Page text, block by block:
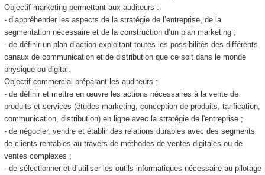
Objectif marketing permettant aux auditeurs :
- d’appréhender les aspects de la stratégie de l’entreprise, de la
segmentation nécessaire et de la construction d’un plan marketing ;
- de définir un plan d’action exploitant toutes les possibilités des différents
canaux de communication et de distribution que ce soit dans le monde
physique ou digital.
Objectif commercial préparant les auditeurs :
- de définir et mettre en œuvre les actions nécessaires à la vente de
produits et services (études marketing, conception de produits, tarification,
communication, distribution) en ligne avec la stratégie de l'entreprise ;
- de négocier, vendre et établir des relations durables avec des segments
de clients rentables au travers de méthodes de ventes digitales ou de
ventes complexes ;
- de sélectionner et d’utiliser les outils informatiques nécessaire au pilotage